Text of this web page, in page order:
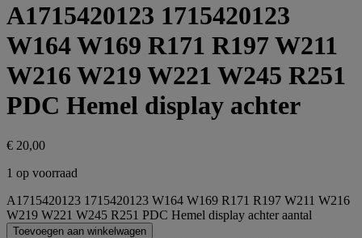
A1715420123 1715420123
W164 W169 R171 R197 W211
W216 W219 W221 W245 R251
PDC Hemel display achter
€ 20,00
1 op voorraad
A1715420123 1715420123 W164 W169 R171 R197 W211 W216
W219 W221 W245 R251 PDC Hemel display achter aantal
Toevoegen aan winkelwagen